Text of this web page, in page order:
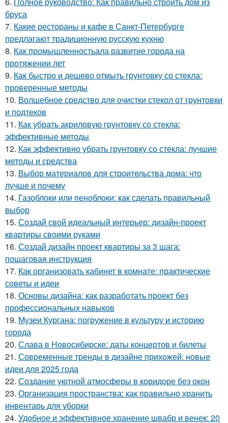
бруса
7. Какие рестораны и кафе в Санкт-Петербурге
предлагают традиционную русскую кухню
8. Как промышленностьала развитие города на
протяжении лет
9. Как быстро и дешево отмыть грунтовку со стекла:
проверенные методы
10. Волшебное средство для очистки стекол от грунтовки
и подтеков
11. Как убрать акриловую грунтовку со стекла:
эффективные методы
12. Как эффективно убрать грунтовку со стекла: лучшие
методы и средства
13. Выбор материалов для строительства дома: что
лучше и почему
14. Газоблоки или пеноблоки: как сделать правильный
выбор
15. Создай свой идеальный интерьер: дизайн-проект
квартиры своими руками
16. Создай дизайн проект квартиры за 3 шага:
пошаговая инструкция
17. Как организовать кабинет в комнате: практические
советы и идеи
18. Основы дизайна: как разработать проект без
профессиональных навыков
19. Музеи Кургана: погружение в культуру и историю
города
20. Слава в Новосибирске: даты концертов и билеты
21. Современные тренды в дизайне прихожей: новые
идеи для 2025 года
22. Создание уютной атмосферы в коридоре без окон
23. Организация пространства: как правильно хранить
инвентарь для уборки
24. Удобное и эффективное хранение швабр и венек: 20